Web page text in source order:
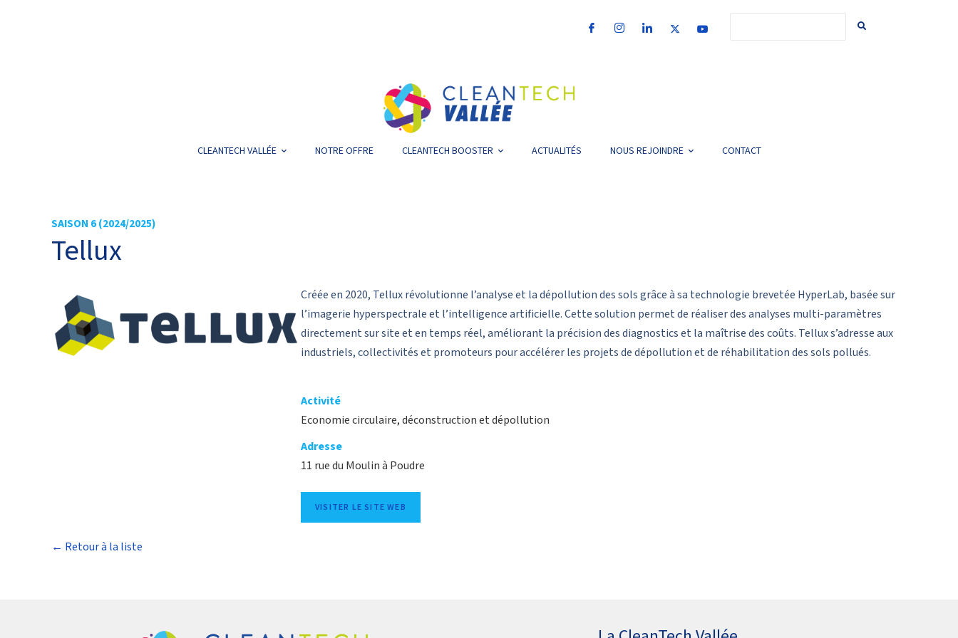
CLEANTECH VALLÉE NOTRE OFFRE CLEANTECH BOOSTER ACTUALITÉS NOUS REJOINDRE CONTACT
SAISON 6 (2024/2025)
Tellux
Créée en 2020, Tellux révolutionne l’analyse et la dépollution des sols grâce à sa technologie brevetée HyperLab, basée sur
l’imagerie hyperspectrale et l’intelligence artificielle. Cette solution permet de réaliser des analyses multi-paramètres
directement sur site et en temps réel, améliorant la précision des diagnostics et la maîtrise des coûts. Tellux s’adresse aux
industriels, collectivités et promoteurs pour accélérer les projets de dépollution et de réhabilitation des sols pollués.
Activité
Economie circulaire, déconstruction et dépollution
Adresse
11 rue du Moulin à Poudre
VISITER LE SITE WEB
← Retour à la liste